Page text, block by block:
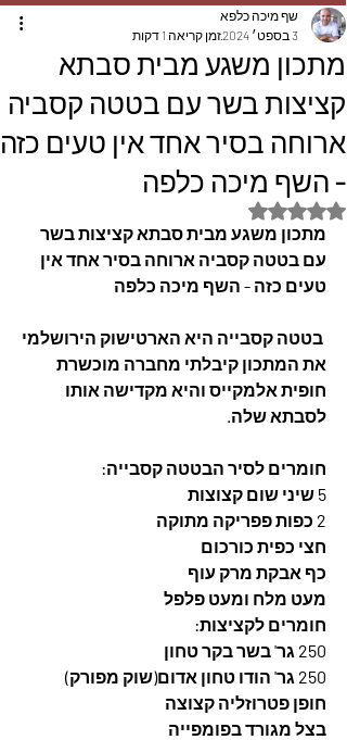
מתכון משגע מבית סבתא
קציצות בשר עם בטטה קסביה
ארוחה בסיר אחד אין טעים כזה
- השף מיכה כלפה
שף מיכה כלפא
3 בספט׳ 2024
זמן קריאה 1 דקות
דירוג של NaN מתוך 5 כוכבים
מתכון משגע מבית סבתא קציצות בשר
עם בטטה קסביה ארוחה בסיר אחד אין
טעים כזה - השף מיכה כלפה
את המתכון קיבלתי מחברה מוכשרת
חופית אלמקייס והיא מקדישה אותו
לסבתא שלה.
חומרים לסיר הבטטה קסבייה:
5 שיני שום קצוצות
2 כפות פפריקה מתוקה
חצי כפית כורכום
כף אבקת מרק עוף
מעט מלח ומעט פלפל
חומרים לקציצות:
250 גר' בשר בקר טחון
250 גר' הודו טחון אדום(שוק מפורק)
חופן פטרוזליה קצוצה
בצל מגורד בפומפייה